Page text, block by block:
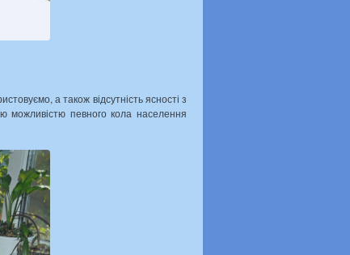
а також відсутність ясності з
можливістю певного кола населення